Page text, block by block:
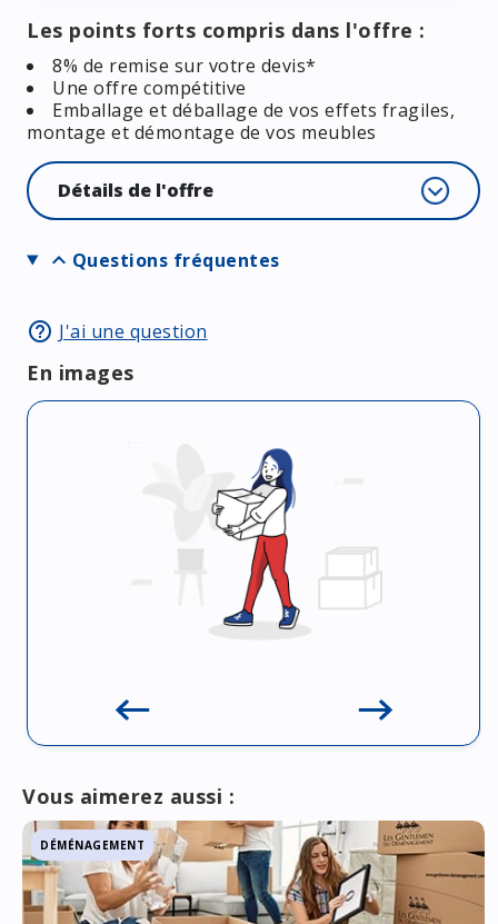
Les points forts compris dans l'offre :
8% de remise sur votre devis*
Une offre compétitive
Emballage et déballage de vos effets fragiles,
montage et démontage de vos meubles
Détails de l'offre
expand_more Questions fréquentes
help_outline J'ai une question
En images
Vous aimerez aussi :
DÉMÉNAGEMENT